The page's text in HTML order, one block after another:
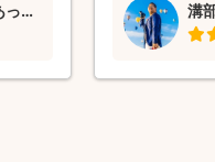
glam photo高木皓史 (あっきー)
溝